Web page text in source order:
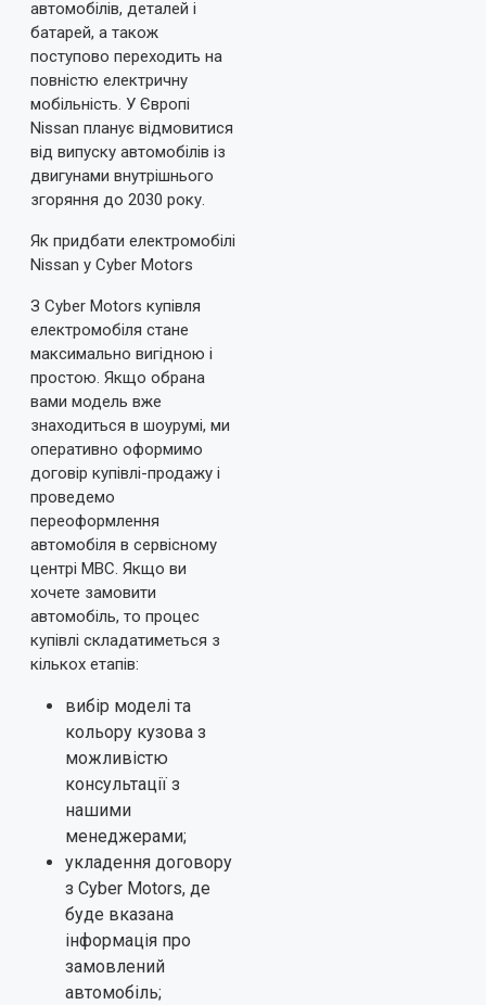
автомобілів, деталей і
батарей, а також
поступово переходить на
повністю електричну
мобільність. У Європі
Nissan планує відмовитися
від випуску автомобілів із
двигунами внутрішнього
згоряння до 2030 року.
Як придбати електромобілі
Nissan у Cyber Motors
З Cyber Motors купівля
електромобіля стане
максимально вигідною і
простою. Якщо обрана
вами модель вже
знаходиться в шоурумі, ми
оперативно оформимо
договір купівлі-продажу і
проведемо
переоформлення
автомобіля в сервісному
центрі МВС. Якщо ви
хочете замовити
автомобіль, то процес
купівлі складатиметься з
кількох етапів:
вибір моделі та
кольору кузова з
можливістю
консультації з
нашими
менеджерами;
укладення договору
з Cyber Motors, де
буде вказана
інформація про
замовлений
автомобіль;